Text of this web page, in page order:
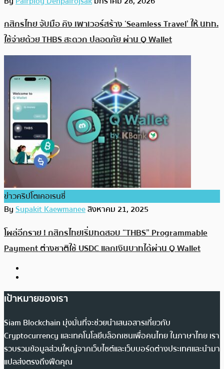
กสิกรไทย จับมือ คิง เพาเวอร์สร้าง ‘Seamless Travel’ ให้ นทท.
ใช้จ่ายด้วย THBS สะดวก ปลอดภัย ผ่าน Q Wallet
ข่าวคริปโตเคอเรนซี่
BySupakit Kaewmaneeสิงหาคม 21, 2025
โผล่อีกราย ! กสิกรไทยเริ่มทดสอบ “THBS” Programmable
Payment ต่างชาติใช้ USDC แลกเงินบาทได้ผ่าน Q Wallet
เป้าหมายของเรา
Siam Blockchain มุ่งมั่นที่จะช่วยนำเสนอสารเกี่ยวกับ
Cryptocurrency และเทคโนโลยีบล็อกเชนเพื่อคนไทย ในภาษาไทย เรา
รวบรวมข้อมูลส่วนใหญ่จากเว็บไซต์และเว็บบอร์ดต่างประเทศและนำมา
แปลส่งตรงถึงฟีดคุณ